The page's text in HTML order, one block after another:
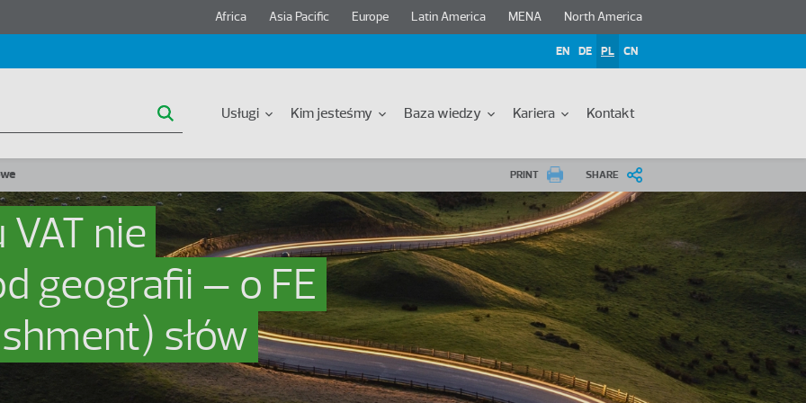
Header region menu
Africa Asia Pacific Europe Latin America MENA North America
EN DE PL CN
Usługi Kim jesteśmy Baza wiedzy Kariera Kontakt
PRINT SHARE
nie
geografii – o FE
słów